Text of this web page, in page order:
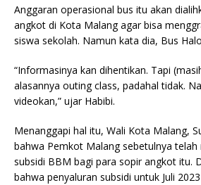
Anggaran operasional bus itu akan
angkot di Kota Malang agar bisa
siswa sekolah. Namun kata dia, Bus
“Informasinya kan dihentikan. Tapi
alasannya outing class, padahal tidak.
videokan,” ujar Habibi.
Menanggapi hal itu, Wali Kota Malang,
bahwa Pemkot Malang sebetulnya telah
subsidi BBM bagi para sopir angkot itu.
bahwa penyaluran subsidi untuk Juli